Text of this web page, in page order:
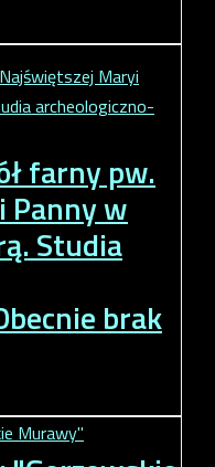
farny pw.
Panny w
Studia
brak